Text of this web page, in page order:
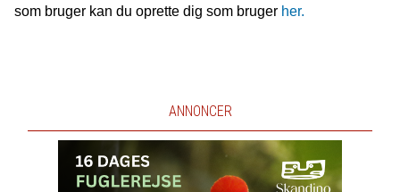
som bruger kan du oprette dig som bruger her.
ANNONCER